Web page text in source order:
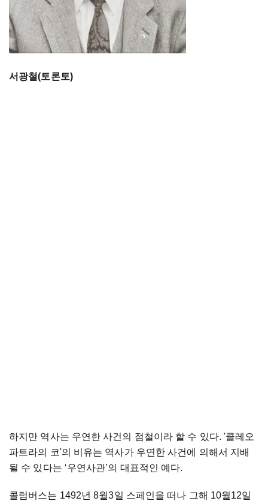
서광철(토론토)
하지만 역사는 우연한 사건의 점철이라 할 수 있다. '클레오
파트라의 코'의 비유는 역사가 우연한 사건에 의해서 지배
될 수 있다는 ‘우연사관’의 대표적인 예다.
콜럼버스는 1492년 8월3일 스페인을 떠나 그해 10월12일